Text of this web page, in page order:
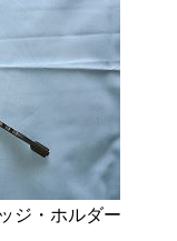
ジ・ホルダー